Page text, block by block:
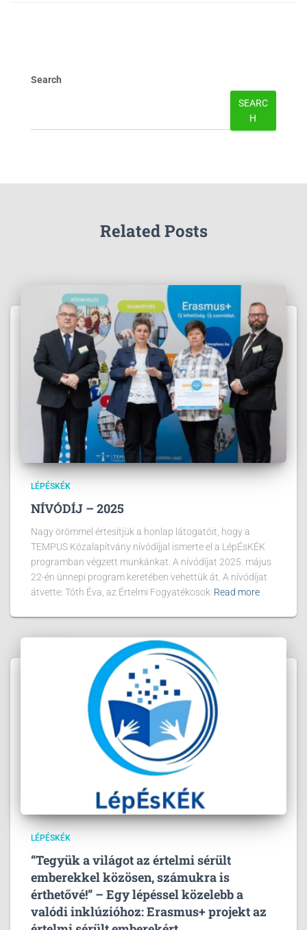
Search
SEARC
H
Related Posts
LÉPÉSKÉK
NÍVÓDÍJ – 2025
Nagy örömmel értesítjük a honlap látogatóit, hogy a
TEMPUS Közalapítvány nívódíjjal ismerte el a LépÉsKÉK
programban végzett munkánkat. A nívódíjat 2025. május
22-én ünnepi program keretében vehettük át. A nívódíjat
átvette: Tóth Éva, az Értelmi Fogyatékosok Read more
LÉPÉSKÉK
“Tegyük a világot az értelmi sérült
emberekkel közösen, számukra is
érthetővé!” – Egy lépéssel közelebb a
valódi inklúzióhoz: Erasmus+ projekt az